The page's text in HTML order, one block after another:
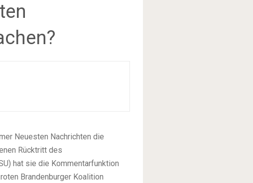
Neuesten Nachrichten die
Rücktritt des
hat sie die Kommentarfunktion
Brandenburger Koalition